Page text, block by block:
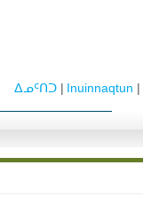
Inuinnaqtun
ᐃᓄᑦᑎᑐ